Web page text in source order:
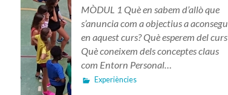
MÒDUL 1 Què en sabem d’allò que
s’anuncia com a objectius a
en aquest curs? Què esperem del
Què coneixem dels conceptes claus
com Entorn Personal…
Experiències